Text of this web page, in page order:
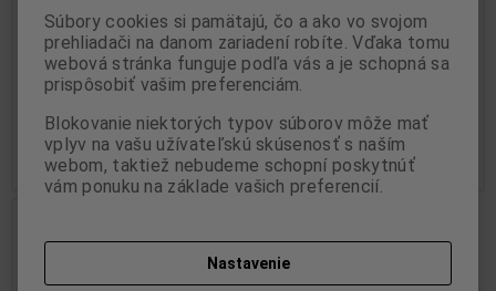
krabicka
Výrobca: MINICHAMPS
Katalógové číslo:
MC-
122024000
Skladom: 1 ks
180 EUR
Pridať do košíka
Skladom:4 ks
19,95 EUR
Pridať do košíka
Súbory cookies si pamätajú, čo a ako vo svojom
prehliadači na danom zariadení robíte. Vďaka tomu
webová stránka funguje podľa vás a je schopná sa
prispôsobiť vašim preferenciám.
Blokovanie niektorých typov súborov môže mať
vplyv na vašu užívateľskú skúsenosť s naším
webom, taktiež nebudeme schopní poskytnúť
vám ponuku na základe vašich preferencií.
Nastavenie